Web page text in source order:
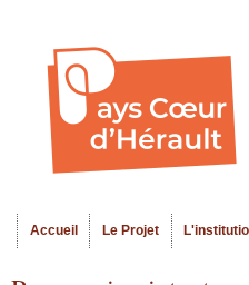
Menu principal
Accueil Le Projet